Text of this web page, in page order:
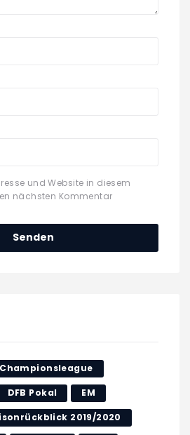
und Website in diesem
nächsten Kommentar
Championsleague
DFB Pokal EM
2019/2020